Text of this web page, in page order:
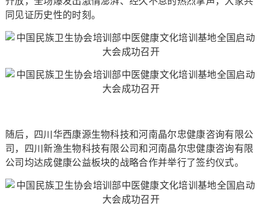
同见证历史性的时刻。
随后，四川华西康源生物科技和河南晶尔忠健康咨询有限公
司，四川新渔生物科技有限公司和河南晶尔忠健康咨询有限
公司均达成健康公益板块的战略合作并举行了签约仪式。